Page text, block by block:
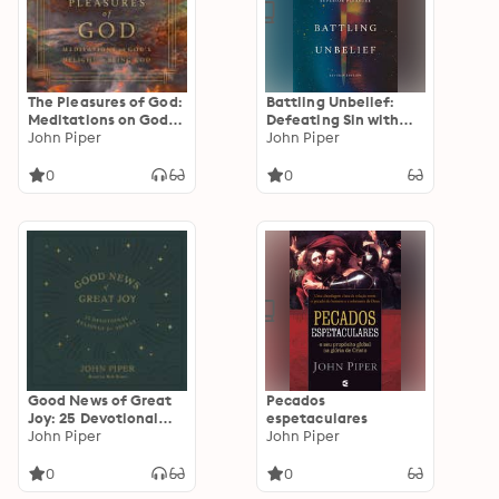
The Pleasures of God:
Meditations on God's
Delight in Being God
John Piper
0
Battling Unbelief:
Defeating Sin with
Superior Pleasure
John Piper
0
Good News of Great
Joy: 25 Devotional
Readings for Advent
John Piper
0
Pecados
espetaculares
John Piper
0